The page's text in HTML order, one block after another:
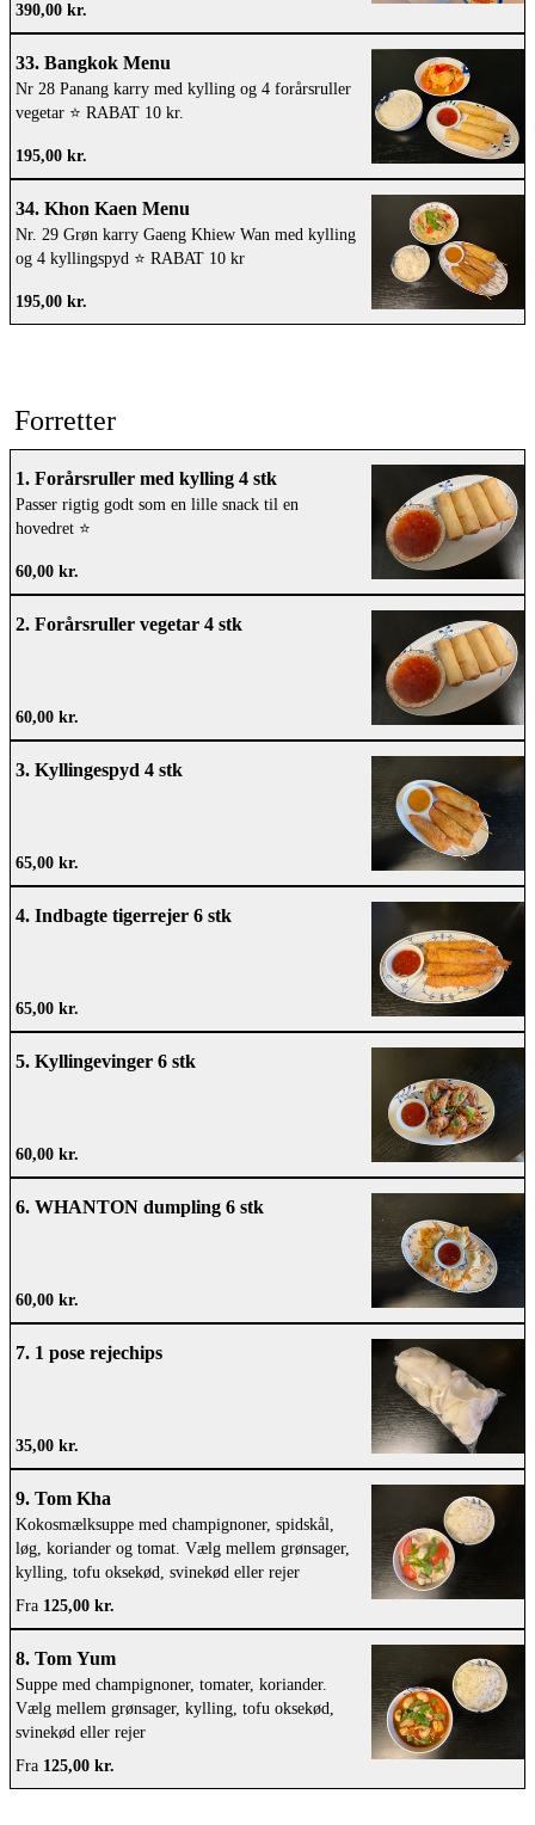
390,00 kr.
33. Bangkok Menu
Nr 28 Panang karry med kylling og 4 forårsruller
vegetar ⭐️ RABAT 10 kr.
195,00 kr.
34. Khon Kaen Menu
Nr. 29 Grøn karry Gaeng Khiew Wan med kylling
og 4 kyllingspyd ⭐️ RABAT 10 kr
195,00 kr.
Forretter
1. Forårsruller med kylling 4 stk
Passer rigtig godt som en lille snack til en
hovedret ⭐️
60,00 kr.
2. Forårsruller vegetar 4 stk
60,00 kr.
3. Kyllingespyd 4 stk
65,00 kr.
4. Indbagte tigerrejer 6 stk
65,00 kr.
5. Kyllingevinger 6 stk
60,00 kr.
6. WHANTON dumpling 6 stk
60,00 kr.
7. 1 pose rejechips
35,00 kr.
9. Tom Kha
Kokosmælksuppe med champignoner, spidskål,
løg, koriander og tomat. Vælg mellem grønsager,
kylling, tofu oksekød, svinekød eller rejer
Fra 125,00 kr.
8. Tom Yum
Suppe med champignoner, tomater, koriander.
Vælg mellem grønsager, kylling, tofu oksekød,
svinekød eller rejer
Fra 125,00 kr.